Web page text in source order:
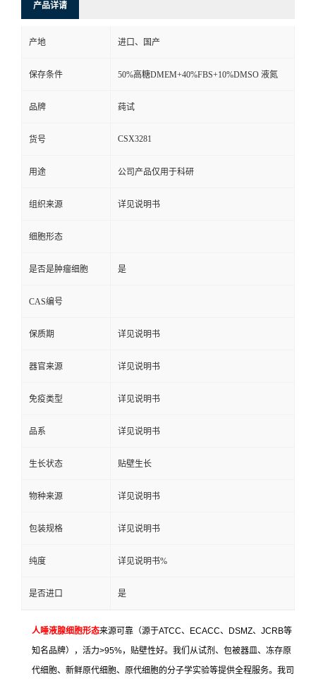
产品详请
产地 进口、国产
保存条件 50%高糖DMEM+40%FBS+10%DMSO 液氮
品牌 莼试
货号 CSX3281
用途 公司产品仅用于科研
组织来源 详见说明书
细胞形态
是否是肿瘤细胞 是
CAS编号
保质期 详见说明书
器官来源 详见说明书
免疫类型 详见说明书
品系 详见说明书
生长状态 贴壁生长
物种来源 详见说明书
包装规格 详见说明书
纯度 详见说明书%
是否进口 是
人唾液腺细胞形态来源可靠（源于ATCC、 ECACC、 DSMZ、 JCRB等
知名品牌），活力>95%，贴壁性好。我们从试剂、包被器皿、冻存原
代细胞、新鲜原代细胞、原代细胞的分子学实验等提供全程服务。我司